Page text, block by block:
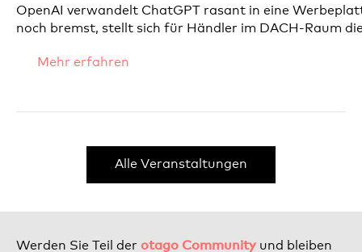
OpenAI verwandelt ChatGPT rasant in eine
noch bremst, stellt sich für Händler im DACH-Raum
Mehr erfahren
Alle Veranstaltungen
Werden Sie Teil der otago Communityund bleiben